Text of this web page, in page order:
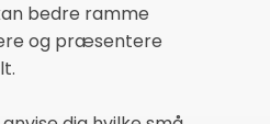
bedre ramme
og præsentere